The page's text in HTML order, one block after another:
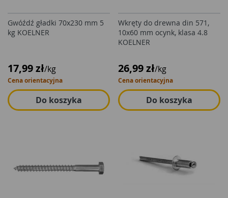
Gwóźdź gładki 70x230 mm 5
kg KOELNER
17,99 zł/kg
Cena orientacyjna
Do koszyka
Wkręty do drewna din 571,
10x60 mm ocynk, klasa 4.8
KOELNER
26,99 zł/kg
Cena orientacyjna
Do koszyka